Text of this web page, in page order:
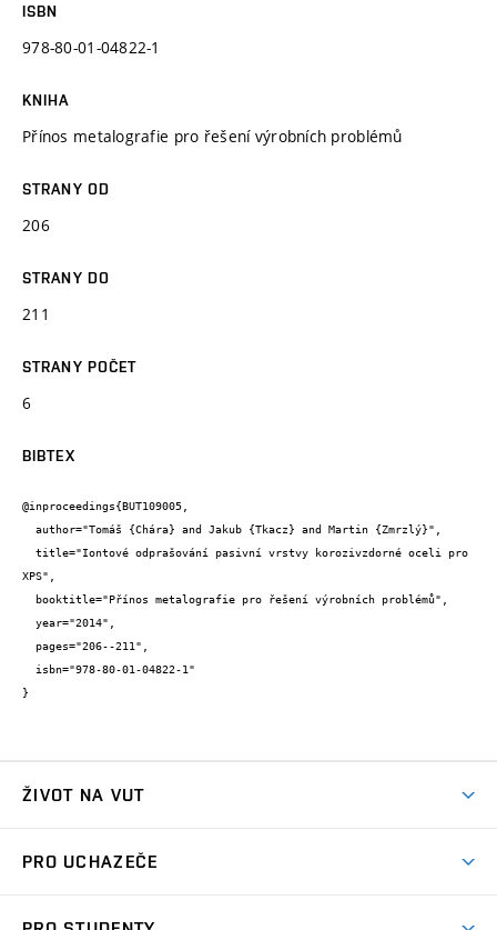
ISBN
978-80-01-04822-1
KNIHA
Přínos metalografie pro řešení výrobních problémů
STRANY OD
206
STRANY DO
211
STRANY POČET
6
BIBTEX
@inproceedings{BUT109005,
XPS",
}
ŽIVOT NA VUT
Koleje
PRO UCHAZEČE